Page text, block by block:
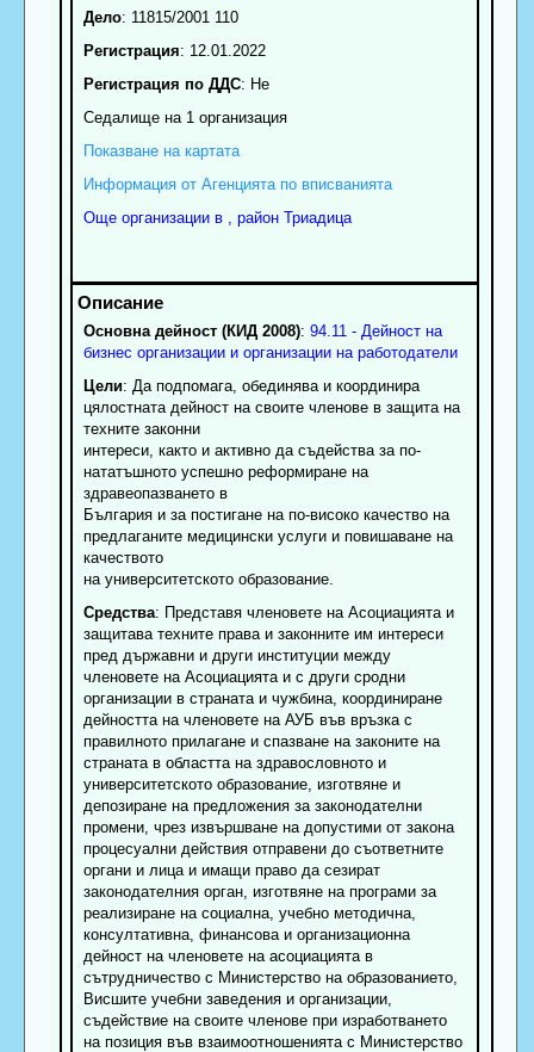
Дело: 11815/2001 110
Регистрация: 12.01.2022
Регистрация по ДДС: Нe
Седалище на 1 организация
Показване на картата
Информация от Агенцията по вписванията
Още организации в , район Триадица
Основна дейност (КИД 2008): 94.11 - Дейност на
бизнес организации и организации на работодатели
Цели: Да подпомага, обединява и координира
цялостната дейност на своите членове в защита на
техните законни
интереси, както и активно да съдейства за по-
нататъшното успешно реформиране на
здравеопазването в
България и за постигане на по-високо качество на
предлаганите медицински услуги и повишаване на
качеството
на университетското образование.
Средства: Представя членовете на Асоциацията и
защитава техните права и законните им интереси
пред държавни и други институции между
членовете на Асоциацията и с други сродни
организации в страната и чужбина, координиране
дейността на членовете на АУБ във връзка с
правилното прилагане и спазване на законите на
страната в областта на здравословното и
университетското образование, изготвяне и
депозиране на предложения за законодателни
промени, чрез извършване на допустими от закона
процесуални действия отправени до съответните
органи и лица и имащи право да сезират
законодателния орган, изготвяне на програми за
реализиране на социална, учебно методична,
консултативна, финансова и организационна
дейност на членовете на асоциацията в
сътрудничество с Министерство на образованието,
Висшите учебни заведения и организации,
съдействие на своите членове при изработването
на позиция във взаимоотношенията с Министерство